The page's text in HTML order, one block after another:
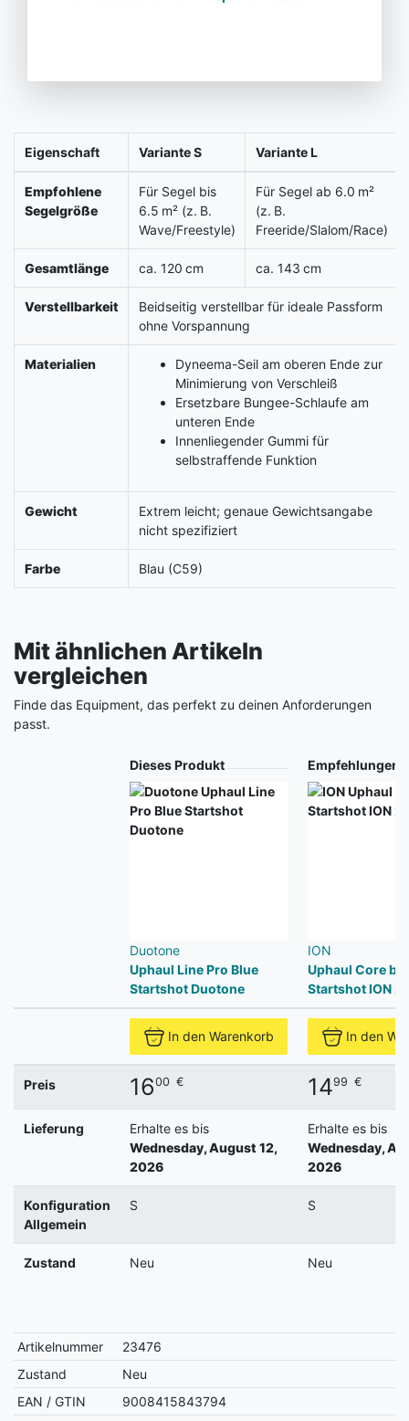
Eigenschaft Variante S Variante L
Empfohlene
Segelgröße
Für Segel bis
6.5 m² (z. B.
Wave/Freestyle)
Für Segel ab 6.0 m²
(z. B.
Freeride/Slalom/Race)
Gesamtlänge ca. 120 cm ca. 143 cm
Verstellbarkeit
Beidseitig verstellbar für ideale Passform
ohne Vorspannung
Materialien
Dyneema-Seil am oberen Ende zur
Minimierung von Verschleiß
Ersetzbare Bungee-Schlaufe am
unteren Ende
Innenliegender Gummi für
selbstraffende Funktion
Gewicht
Extrem leicht; genaue Gewichtsangabe
nicht spezifiziert
Farbe Blau (C59)
Mit ähnlichen Artikeln
vergleichen
Finde das Equipment, das perfekt zu deinen Anforderungen
passt.
Dieses Produkt
Duotone
Uphaul Line Pro Blue
Startshot Duotone
Empfehlungen
ION
Uphaul Core
Startshot ION
In den Warenkorb In den
Preis 1600 € 1499 €
Lieferung
Erhalte es bis
Wednesday, August 12,
2026
Erhalte es bis
Wednesday,
2026
Konfiguration
Allgemein
S S
Zustand Neu Neu
Artikelnummer
23476
Zustand
Neu
EAN / GTIN
9008415843794